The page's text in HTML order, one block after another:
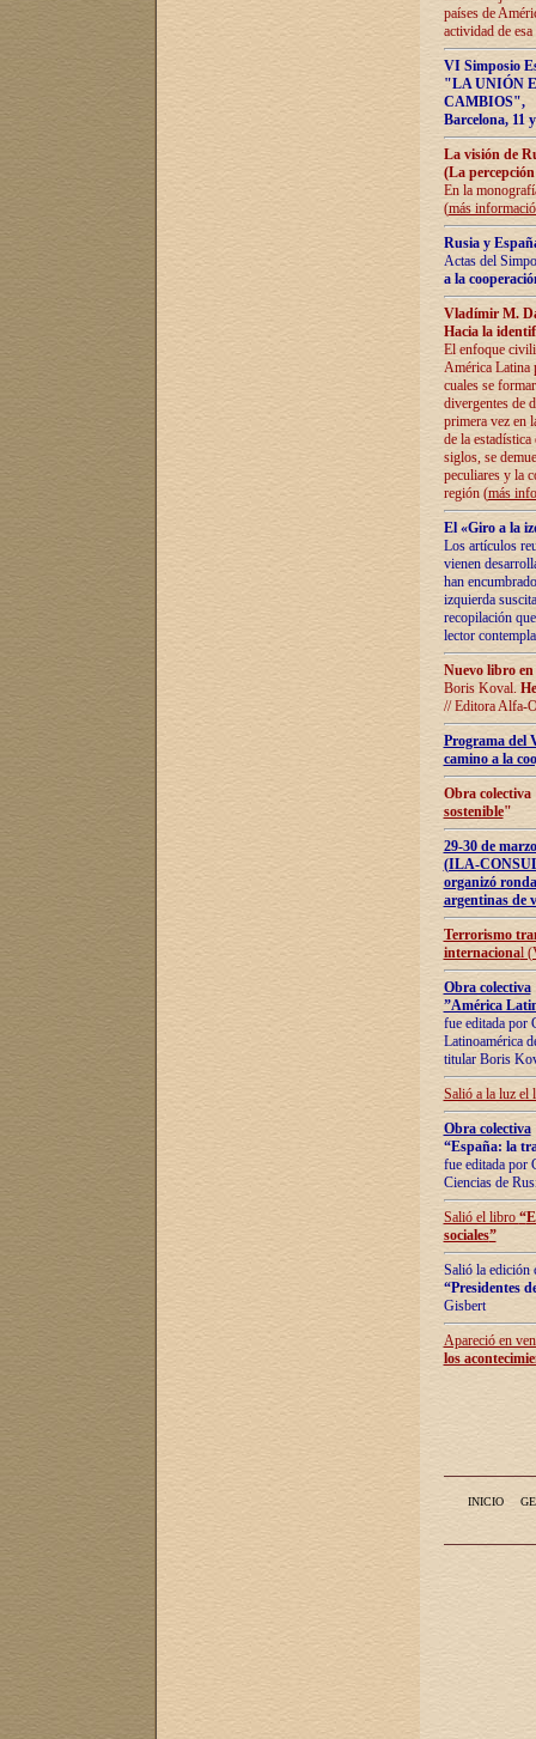
países de
actividad de
VI Simposio
"LA UNIÓN
CAMBIOS",
Barcelona, 11
La visión de
(La
En la
(más
Rusia y
Actas del
a la
Vladímir M.
Hacia la
El enfoque
América Latina
cuales se
divergentes de
primera vez en
de la
siglos, se
peculiares y la
región (más
El «Giro a la
Los artículos
vienen
han
izquierda
recopilación
lector
Nuevo libro
Boris Koval.
// Editora Alfa-
Programa del
camino a la
Obra
sostenible"
29-30 de
(ILA-
organizó
argentinas de
Terrorismo
internacional
Obra colectiva
”América
fue editada por
Latinoamérica
titular Boris
Salió a la luz el
Obra colectiva
“España: la
fue editada por
Ciencias de
Salió el libro “
sociales”
Salió la edición
“Presidentes
Gisbert
Apareció en
los
INICIO